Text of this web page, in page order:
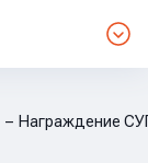
Награждение